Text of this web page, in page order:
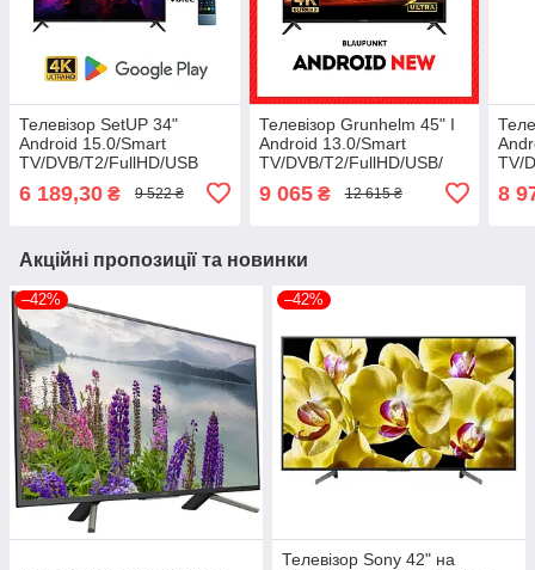
Телевізор SetUP 34"
Android 15.0/Smart
TV/DVB/T2/FullHD/USB
управління
6 189,30 ₴ 9 522 ₴
Телевізор Grunhelm 45" I
Android 13.0/Smart
TV/DVB/T2/FullHD/USB/
голосове управління
9 065₴ 12 615 ₴
TV/
8
Акційні пропозиції та новинки
–42% –42%
Телевізор Sony 42" на